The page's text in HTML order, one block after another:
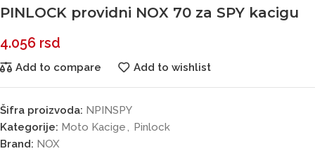
PINLOCK providni NOX 70 za SPY kacigu
4.056 rsd
Add to compare Add to wishlist
Šifra proizvoda: NPINSPY
Kategorije: Moto Kacige, Pinlock
Brand: NOX